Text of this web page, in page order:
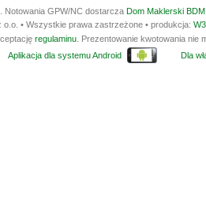
Notowania GPW/NC dostarcza Dom Maklerski
• Wszystkie prawa zastrzeżone • produkcja:
regulaminu . Prezentowanie kwotowania
Aplikacja dla systemu Android Dla